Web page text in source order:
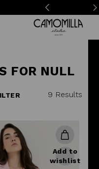
Camomilla Italia®
FOR NULL
9 Results
Add to
wishlist